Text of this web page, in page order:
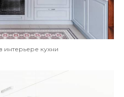
интерьере кухни